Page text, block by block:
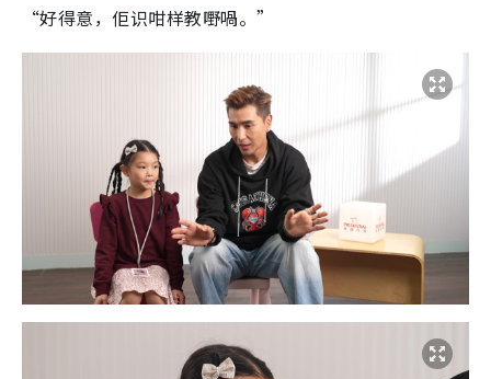
“好得意，佢识咁样教嘢喎。”